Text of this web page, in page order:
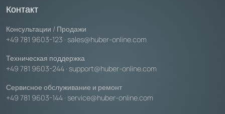
Контакт
Консультации / Продажи
+49 781 9603-123 · sales@huber-online.com
Техническая поддержка
+49 781 9603-244 · support@huber-online.com
Сервисное обслуживание и ремонт
+49 781 9603-144 · service@huber-online.com